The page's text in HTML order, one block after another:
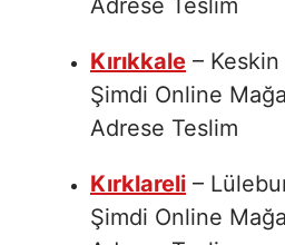
Adrese Teslim
Kırıkkale – Keskin
Şimdi Online
Adrese Teslim
Kırklareli –
Şimdi Online